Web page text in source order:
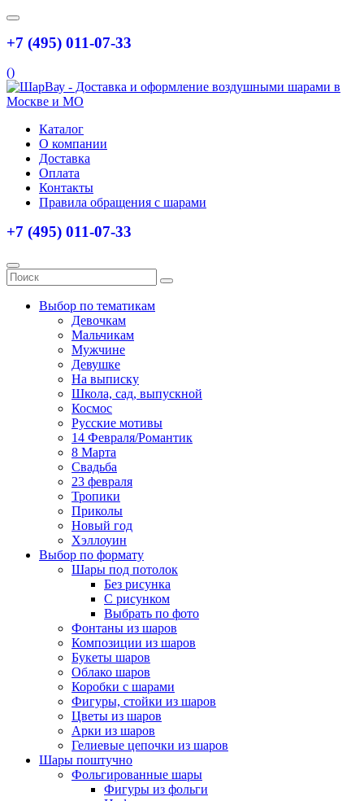
+7 (495) 011-07-33
()
Каталог
О компании
Доставка
Оплата
Контакты
Правила обращения с шарами
+7 (495) 011-07-33
Выбор по тематикам
Девочкам
Мальчикам
Мужчине
Девушке
На выписку
Школа, сад, выпускной
Космос
Русские мотивы
14 Февраля/Романтик
8 Марта
Свадьба
23 февраля
Тропики
Приколы
Новый год
Хэллоуин
Выбор по формату
Шары под потолок
Без рисунка
С рисунком
Выбрать по фото
Фонтаны из шаров
Композиции из шаров
Букеты шаров
Облако шаров
Коробки с шарами
Фигуры, стойки из шаров
Цветы из шаров
Арки из шаров
Гелиевые цепочки из шаров
Шары поштучно
Фольгированные шары
Фигуры из фольги